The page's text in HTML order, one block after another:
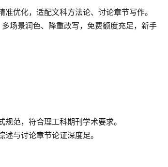
优化，适配文科方法论、讨论章节写作。
场景润色、降重改写，免费额度充足，新手
范，符合理工科期刊学术要求。
与讨论章节论证深度足。